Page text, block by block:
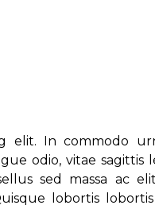
elit. In commodo
odio, vitae sagittis
sed massa ac
lobortis